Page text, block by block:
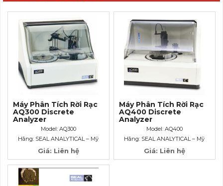
Máy Phân Tích Rời Rạc
AQ300 Discrete
Analyzer
Model: AQ300
Hãng: SEAL ANALYTICAL – Mỹ
Giá: Liên hệ
Máy Phân Tích Rời Rạc
AQ400 Discrete
Analyzer
Model: AQ400
Hãng: SEAL ANALYTICAL – Mỹ
Giá: Liên hệ